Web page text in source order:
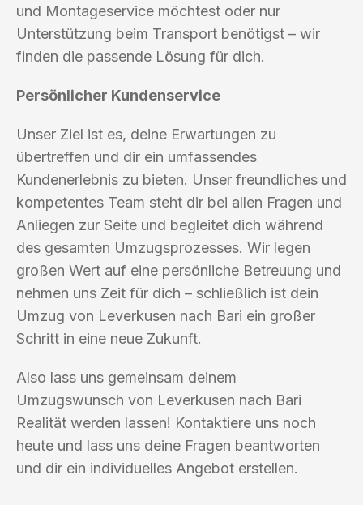
und Montageservice möchtest oder nur
Unterstützung beim Transport benötigst – wir
finden die passende Lösung für dich.
Persönlicher Kundenservice
Unser Ziel ist es, deine Erwartungen zu
übertreffen und dir ein umfassendes
Kundenerlebnis zu bieten. Unser freundliches und
kompetentes Team steht dir bei allen Fragen und
Anliegen zur Seite und begleitet dich während
des gesamten Umzugsprozesses. Wir legen
großen Wert auf eine persönliche Betreuung und
nehmen uns Zeit für dich – schließlich ist dein
Umzug von Leverkusen nach Bari ein großer
Schritt in eine neue Zukunft.
Also lass uns gemeinsam deinem
Umzugswunsch von Leverkusen nach Bari
Realität werden lassen! Kontaktiere uns noch
heute und lass uns deine Fragen beantworten
und dir ein individuelles Angebot erstellen.